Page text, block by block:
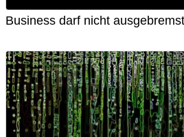
Business darf nicht